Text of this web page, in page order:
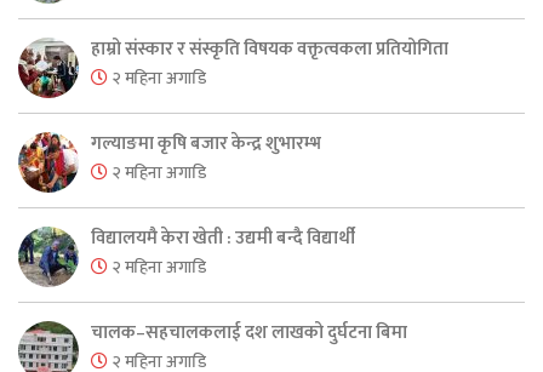
हाम्रो संस्कार र संस्कृति विषयक वक्तृत्वकला प्रतियोगिता
२ महिना अगाडि
गल्याङमा कृषि बजार केन्द्र शुभारम्भ
२ महिना अगाडि
विद्यालयमै केरा खेती : उद्यमी बन्दै विद्यार्थी
२ महिना अगाडि
चालक–सहचालकलाई दश लाखको दुर्घटना बिमा
२ महिना अगाडि